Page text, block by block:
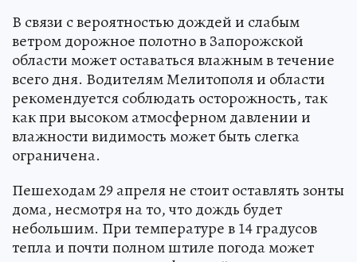
В связи с вероятностью дождей и слабым
ветром дорожное полотно в Запорожской
области может оставаться влажным в течение
всего дня. Водителям Мелитополя и области
рекомендуется соблюдать осторожность, так
как при высоком атмосферном давлении и
влажности видимость может быть слегка
ограничена.
Пешеходам 29 апреля не стоит оставлять зонты
дома, несмотря на то, что дождь будет
небольшим. При температуре в 14 градусов
тепла и почти полном штиле погода может